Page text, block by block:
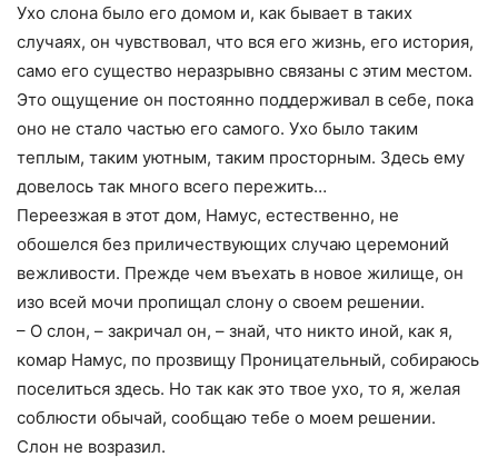
Ухо слона было его домом и, как бывает в таких
случаях, он чувствовал, что вся его жизнь, его история,
само его существо неразрывно связаны с этим местом.
Это ощущение он постоянно поддерживал в себе, пока
оно не стало частью его самого. Ухо было таким
теплым, таким уютным, таким просторным. Здесь ему
довелось так много всего пережить…
Переезжая в этот дом, Намус, естественно, не
обошелся без приличествующих случаю церемоний
вежливости. Прежде чем въехать в новое жилище, он
изо всей мочи пропищал слону о своем решении.
– О слон, – закричал он, – знай, что никто иной, как я,
комар Намус, по прозвищу Проницательный, собираюсь
поселиться здесь. Но так как это твое ухо, то я, желая
соблюсти обычай, сообщаю тебе о моем решении.
Слон не возразил.